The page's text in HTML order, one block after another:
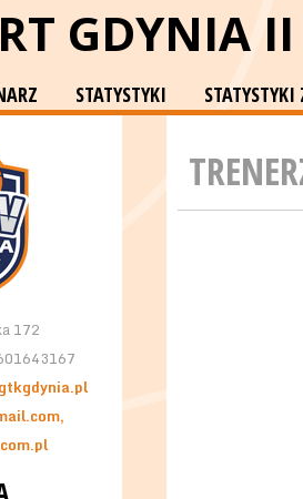
GDYNIA
STATYSTYKI
172